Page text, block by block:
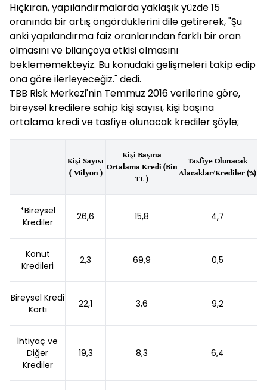
Hıçkıran, yapılandırmalarda yaklaşık yüzde 15
oranında bir artış öngördüklerini dile getirerek, "Şu
anki yapılandırma faiz oranlarından farklı bir oran
olmasını ve bilançoya etkisi olmasını
beklememekteyiz. Bu konudaki gelişmeleri takip edip
ona göre ilerleyeceğiz." dedi.
TBB Risk Merkezi'nin Temmuz 2016 verilerine göre,
bireysel kredilere sahip kişi sayısı, kişi başına
ortalama kredi ve tasfiye olunacak krediler şöyle;
Kişi Sayısı
( Milyon )
Kişi Başına
Ortalama Kredi (Bin
TL )
Tasfiye Olunacak
Alacaklar/Krediler (%)
*Bireysel
Krediler
26,6 15,8 4,7
Konut
Kredileri
2,3 69,9 0,5
Bireysel Kredi
Kartı
22,1 3,6 9,2
İhtiyaç ve
Diğer
Krediler
19,3 8,3 6,4